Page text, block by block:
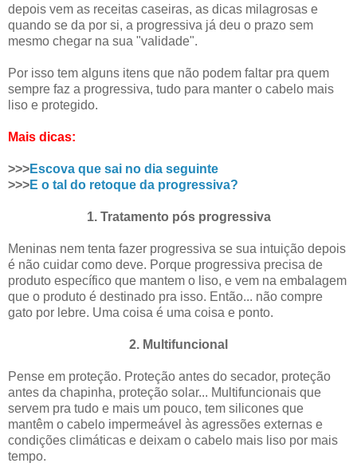
depois vem as receitas caseiras, as dicas milagrosas e
quando se da por si, a progressiva já deu o prazo sem
mesmo chegar na sua "validade".
Por isso tem alguns itens que não podem faltar pra quem
sempre faz a progressiva, tudo para manter o cabelo mais
liso e protegido.
Mais dicas:
>>>Escova que sai no dia seguinte
>>>E o tal do retoque da progressiva?
1. Tratamento pós progressiva
Meninas nem tenta fazer progressiva se sua intuição depois
é não cuidar como deve. Porque progressiva precisa de
produto específico que mantem o liso, e vem na embalagem
que o produto é destinado pra isso. Então... não compre
gato por lebre. Uma coisa é uma coisa e ponto.
2. Multifuncional
Pense em proteção. Proteção antes do secador, proteção
antes da chapinha, proteção solar... Multifuncionais que
servem pra tudo e mais um pouco, tem silicones que
mantêm o cabelo impermeável às agressões externas e
condições climáticas e deixam o cabelo mais liso por mais
tempo.